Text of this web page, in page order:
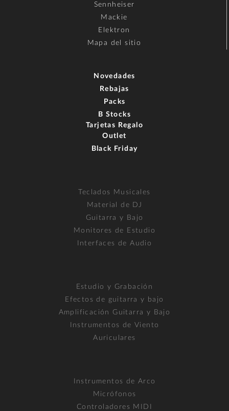
Sennheiser
Mackie
Elektron
Mapa del sitio
Novedades
Rebajas
Packs
B Stocks
Tarjetas Regalo
Outlet
Black Friday
Teclados Musicales
Material de DJ
Guitarra y Bajo
Monitores de Estudio
Interfaces de Audio
Estudio y Grabación
Efectos de guitarra y bajo
Amplificación Guitarra y Bajo
Instrumentos de Viento
Auriculares
Instrumentos de Arco
Micrófonos
Controladores MIDI